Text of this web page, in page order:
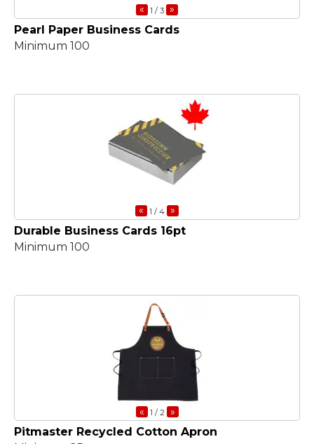
« 1 / 3 »
Pearl Paper Business Cards
Minimum 100
« 1 / 4 »
Durable Business Cards 16pt
Minimum 100
« 1 / 2 »
Pitmaster Recycled Cotton Apron